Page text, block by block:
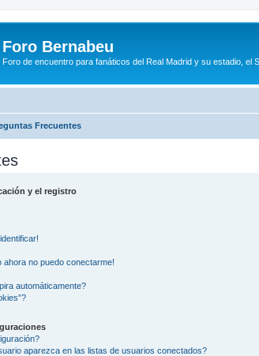
Foro Bernabeu
Foro de encuentro para fanáticos del Real Madrid y su estadio, el
Frecuentes
y el registro
ahora no puedo conectarme!
automáticamente?
aparezca en las listas de usuarios conectados?